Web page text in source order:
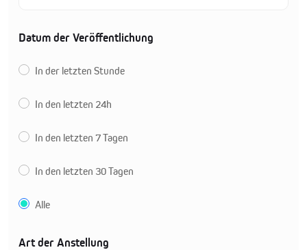
Datum der Veröffentlichung
In der letzten Stunde
In den letzten 24h
In den letzten 7 Tagen
In den letzten 30 Tagen
Alle
Art der Anstellung